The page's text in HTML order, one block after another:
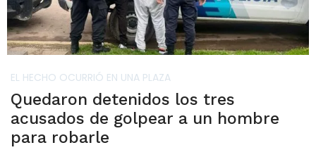
EL HECHO OCURRIÓ EN UNA PLAZA
Quedaron detenidos los tres
acusados de golpear a un hombre
para robarle